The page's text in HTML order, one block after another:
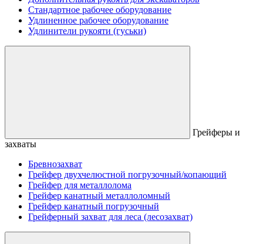
Стандартное рабочее оборудование
Удлиненное рабочее оборудование
Удлинители рукояти (гуськи)
Грейферы и
захваты
Бревнозахват
Грейфер двухчелюстной погрузочный/копающий
Грейфер для металлолома
Грейфер канатный металлоломный
Грейфер канатный погрузочный
Грейферный захват для леса (лесозахват)